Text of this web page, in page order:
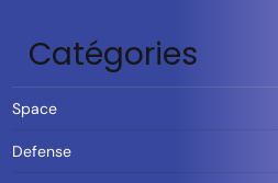
Catégories
Space
Defense